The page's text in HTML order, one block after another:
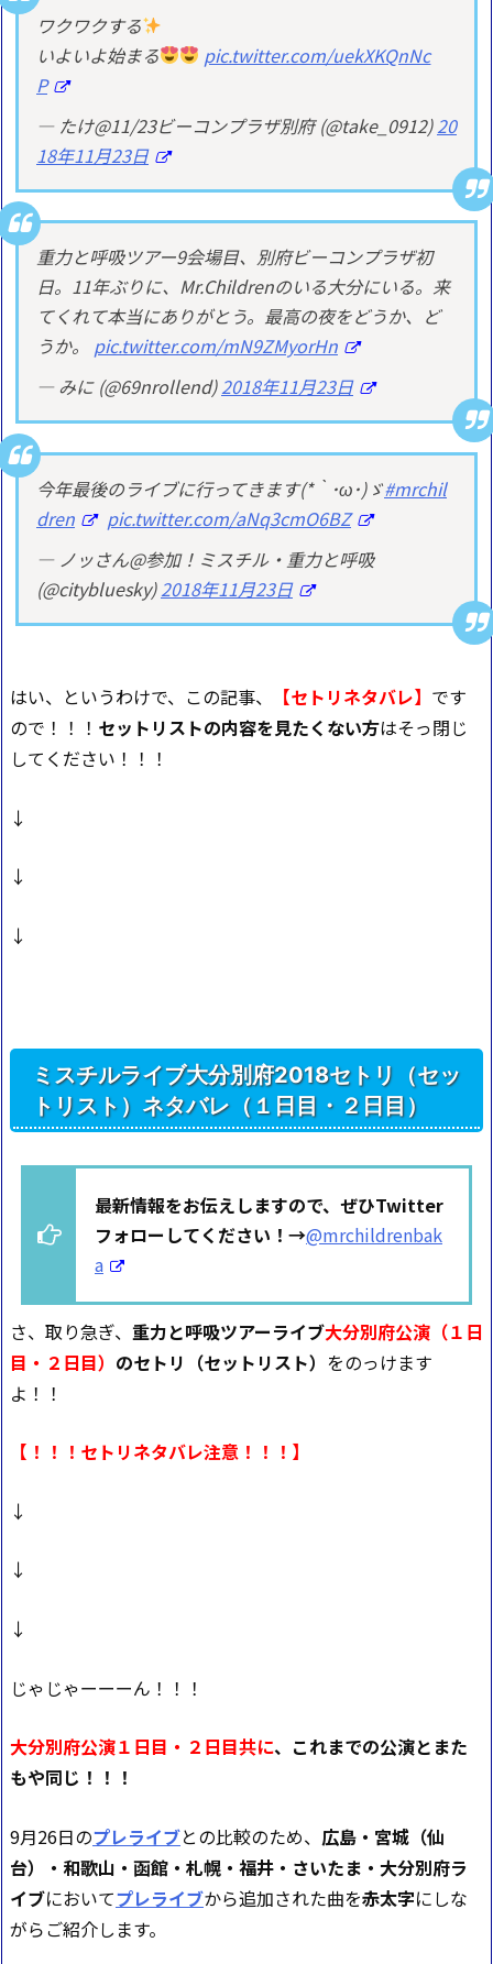
ワクワクする
いよいよ始まる
pic.twitter.com/uekXKQnNc
P
— たけ@11/23ビーコンプラザ別府 (@take_0912)20
18年11月23日
重力と呼吸ツアー9会場目、別府ビーコンプラザ初
日。11年ぶりに、Mr.Childrenのいる大分にいる。来
てくれて本当にありがとう。最高の夜をどうか、ど
うか。 pic.twitter.com/mN9ZMyorHn
— みに (@69nrollend)2018年11月23日
今年最後のライブに行ってきます(*｀･ω･)ゞ#mrchil
dren
pic.twitter.com/aNq3cmO6BZ
— ノッさん@参加！ミスチル・重力と呼吸
(@citybluesky)2018年11月23日
はい、というわけで、この記事、 【セトリネタバレ】 です
ので！！！ セットリストの内容を見たくない方はそっ閉じ
してください！！！
↓
↓
↓
ミスチルライブ大分別府2018セトリ（セッ
トリスト）ネタバレ（１日目・２日目）
最新情報をお伝えしますので、ぜひTwitter
フォローしてください！→@mrchildrenbak
a
さ、取り急ぎ、 重力と呼吸ツアーライブ大分別府公演（１日
目・２日目） のセトリ（セットリスト） をのっけます
よ！！
【！！！セトリネタバレ注意！！！】
↓
↓
↓
じゃじゃーーーん！！！
大分別府公演１日目・２日目共に、これまでの公演とまた
もや同じ！！！
9月26日のプレライブとの比較のため、 広島・宮城（仙
台）・和歌山・函館・札幌・福井・さいたま・大分別府ラ
イブにおいてプレライブから追加された曲を赤太字にしな
がらご紹介します。